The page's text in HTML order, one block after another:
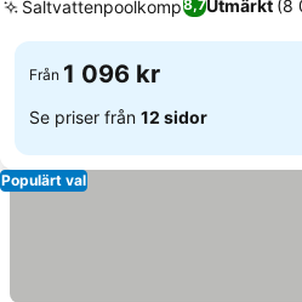
8,7Utmärkt (8
Saltvattenpoolkomplex
Från 1 096 kr
Se priser från 12 sidor
Populärt val